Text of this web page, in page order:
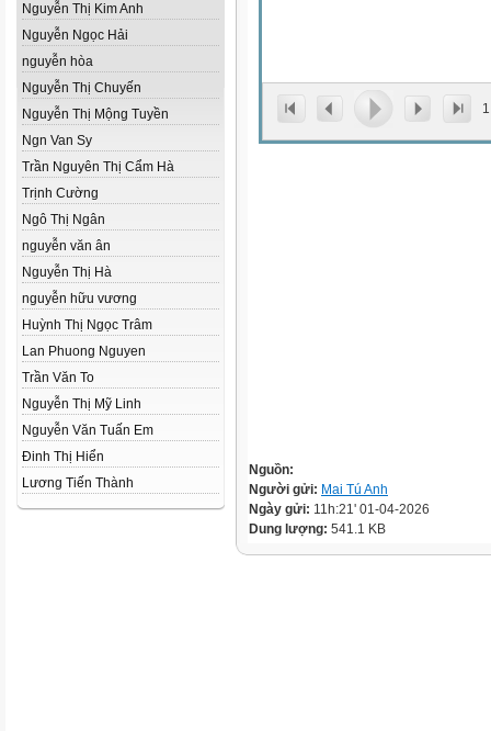
Nguyễn Thị Kim Anh
Nguyễn Ngọc Hải
nguyễn hòa
Nguyễn Thị Chuyến
Nguyễn Thị Mộng Tuyền
Ngn Van Sy
Trần Nguyên Thị Cẩm Hà
Trịnh Cường
Ngô Thị Ngân
nguyễn văn ân
Nguyễn Thị Hà
nguyễn hữu vương
Huỳnh Thị Ngọc Trâm
Lan Phuong Nguyen
Trần Văn To
Nguyễn Thị Mỹ Linh
Nguyễn Văn Tuấn Em
Đinh Thị Hiển
Lương Tiến Thành
1
Nguồn:
Người gửi: Mai Tú Anh
Ngày gửi: 11h:21' 01-04-2026
Dung lượng: 541.1 KB